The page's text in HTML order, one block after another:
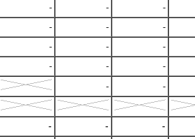
- - -
- - -
- - -
- - -
- -
- - -